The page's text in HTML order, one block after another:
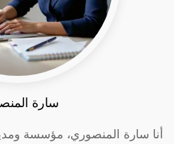
سارة
أنا سارة المنصوري، مؤسسة